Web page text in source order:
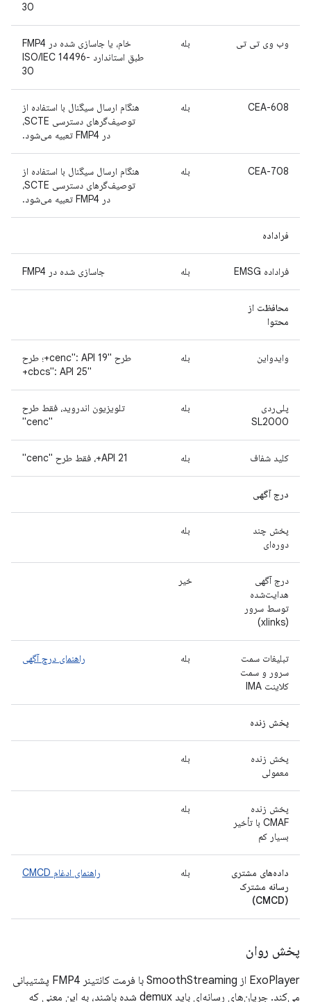
30
وب وی تی تی بله
خام، یا جاسازی شده در FMP4
طبق استاندارد ISO/IEC 14496-
30
CEA-608 بله
هنگام ارسال سیگنال با استفاده از
توصیف‌گرهای دسترسی SCTE،
در FMP4 تعبیه می‌شود.
CEA-708 بله
هنگام ارسال سیگنال با استفاده از
توصیف‌گرهای دسترسی SCTE،
در FMP4 تعبیه می‌شود.
فراداده
فراداده EMSG بله جاسازی شده در FMP4
محافظت از
محتوا
وایدواین بله
طرح "cenc": API 19+؛ طرح
"cbcs": API 25+
پلی‌ردی
SL2000
بله
تلویزیون اندروید، فقط طرح
"cenc"
کلید شفاف بله API 21+، فقط طرح "cenc"
درج آگهی
پخش چند
دوره‌ای
بله
درج آگهی
هدایت‌شده
توسط سرور
(xlinks)
خیر
تبلیغات سمت
سرور و سمت
کلاینت IMA
بله راهنمای درج آگهی
پخش زنده
پخش زنده
معمولی
بله
پخش زنده
CMAF با تأخیر
بسیار کم
بله
داده‌های مشتری
رسانه مشترک
(CMCD)
بله راهنمای ادغام CMCD
پخش روان
ExoPlayer از SmoothStreaming با فرمت کانتینر FMP4 پشتیبانی
می‌کند. جریان‌های رسانه‌ای باید demux شده باشند، به این معنی که